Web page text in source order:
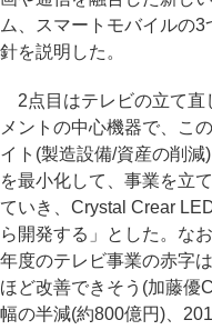
ム、スマートモバイルの
針を説明した。
2点目はテレビの立て直
メントの中心機器で、こ
イト(製造設備/資産の削
を最小化して、事業を立
ていき、Crystal Crear
ら開発する」とした。な
年度のテレビ事業の赤字
ほど改善できそう(加藤優
幅の半減(約800億円)、